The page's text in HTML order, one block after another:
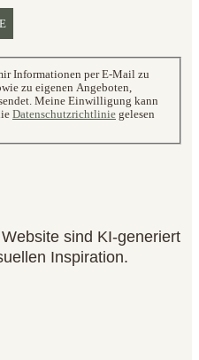
Informationen per E-Mail zu
zu eigenen Angeboten,
Meine Einwilligung kann
die Datenschutzrichtlinie gelesen
sind KI-generiert
Inspiration.